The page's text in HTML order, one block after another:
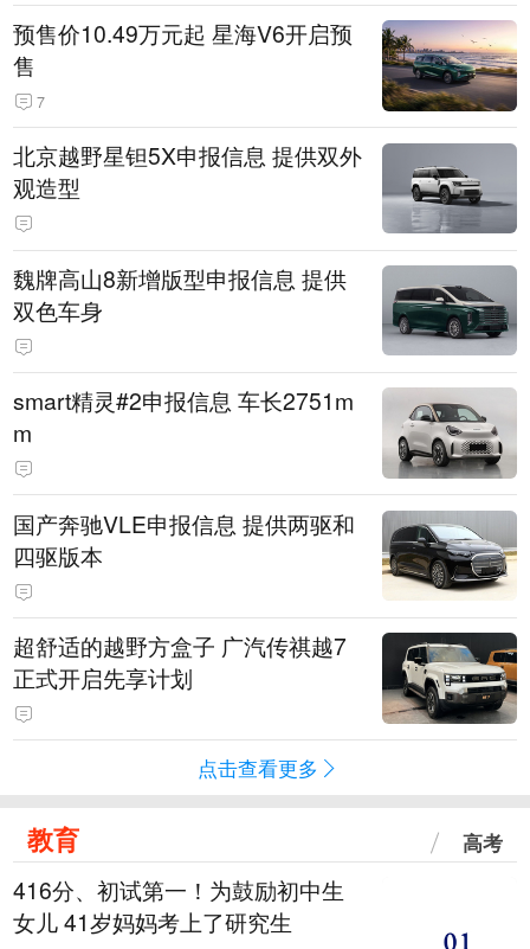
预售价10.49万元起 星海V6开启预
售
7
北京越野星钽5X申报信息 提供双外
观造型
魏牌高山8新增版型申报信息 提供
双色车身
smart精灵#2申报信息 车长2751m
m
国产奔驰VLE申报信息 提供两驱和
四驱版本
超舒适的越野方盒子 广汽传祺越7
正式开启先享计划
点击查看更多
教育 高考
416分、初试第一！为鼓励初中生
女儿 41岁妈妈考上了研究生